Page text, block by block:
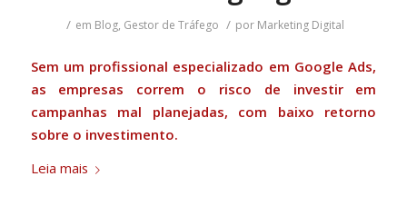
/ em Blog, Gestor de Tráfego / por Marketing Digital
Sem um profissional especializado em Google Ads,
as empresas correm o risco de investir em
campanhas mal planejadas, com baixo retorno
sobre o investimento.
Leia mais